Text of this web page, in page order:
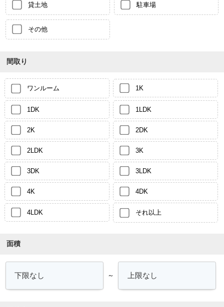
貸土地 駐車場
その他
間取り
ワンルーム 1K
1DK 1LDK
2K 2DK
2LDK 3K
3DK 3LDK
4K 4DK
4LDK それ以上
面積
～